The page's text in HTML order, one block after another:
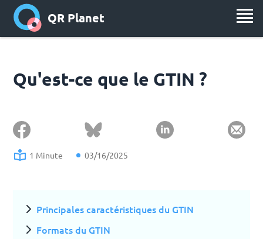
QR Planet
Qu'est-ce que le GTIN ?
1 Minute 03/16/2025
Principales caractéristiques du GTIN
Formats du GTIN